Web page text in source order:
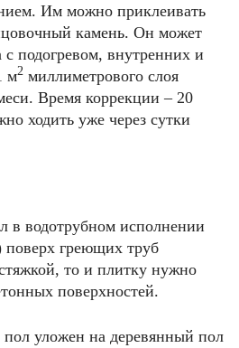
Им можно приклеивать
камень. Он может
с подогревом, внутренних и
м2 миллиметрового слоя
Время коррекции – 20
ходить уже через сутки
в водотрубном исполнении
поверх греющих труб
то и плитку нужно
поверхностей.
уложен на деревянный пол